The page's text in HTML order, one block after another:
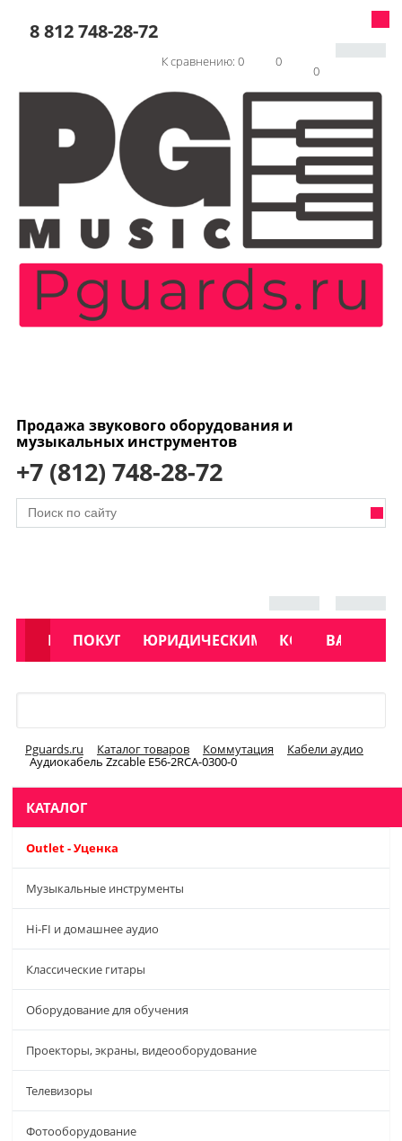
8 812 748-28-72
0
0
К сравнению: 0
Продажа звукового оборудования и
музыкальных инструментов
+7 (812) 748-28-72
АКЦИИ
КАТАЛОГ
ПОКУПАТЕЛЯМЮРИДИЧЕСКИМ ЛИЦАМКОНТАКТЫ
УСЛУГИ
Pguards.ru Каталог товаров Коммутация Кабели аудио
Аудиокабель Zzcable E56-2RCA-0300-0
КАТАЛОГ
Outlet - Уценка
Музыкальные инструменты
Hi-FI и домашнее аудио
Классические гитары
Оборудование для обучения
Проекторы, экраны, видеооборудование
Телевизоры
Фотооборудование